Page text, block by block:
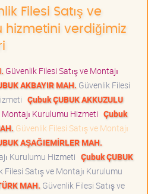
Filesi Satış ve
hizmetini verdiğimiz
Güvenlik Filesi Satış ve Montajı
AKBAYIR MAH. Güvenlik Filesi
Çubuk ÇUBUK AKKUZULU
Montajı Kurulumu Hizmeti Çubuk
Güvenlik Filesi Satış ve Montajı
AŞAĞIEMİRLER MAH.
Kurulumu Hizmeti Çubuk ÇUBUK
Filesi Satış ve Montajı Kurulumu
MAH. Güvenlik Filesi Satış ve